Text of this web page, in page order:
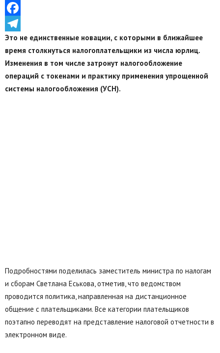
VK
Facebook
Telegram
Это не единственные новации, с которыми в ближайшее
время столкнуться налогоплательщики из числа юрлиц.
Изменения в том числе затронут налогообложение
операций с токенами и практику применения упрощенной
системы налогообложения (УСН).
Подробностями поделилась заместитель министра по налогам
и сборам Светлана Еськова, отметив, что ведомством
проводится политика, направленная на дистанционное
общение с плательщиками. Все категории плательщиков
поэтапно переводят на представление налоговой отчетности в
электронном виде.